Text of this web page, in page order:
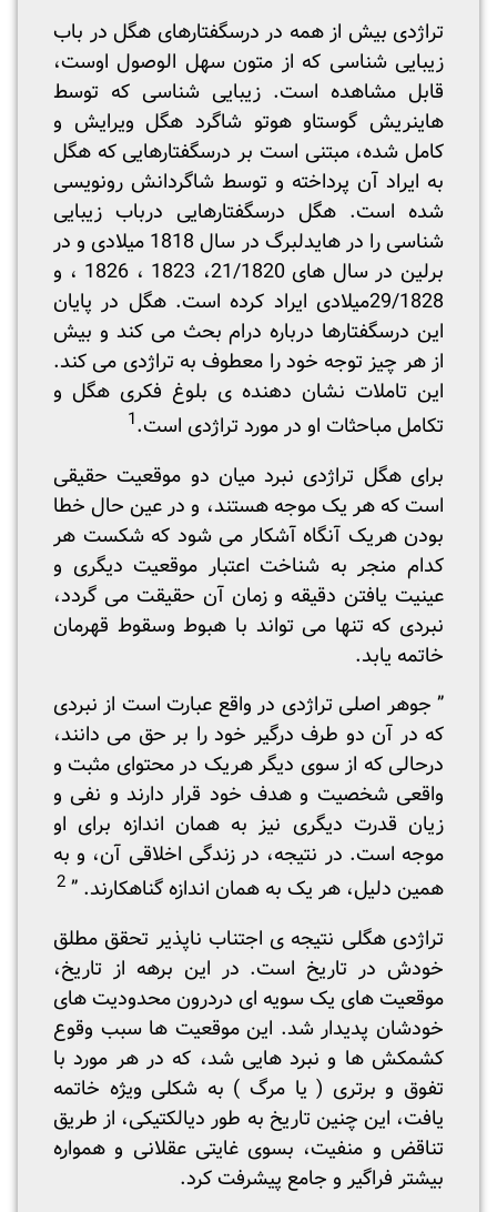
تراژدی بیش از همه در درسگفتارهای هگل در باب
زیبایی شناسی که از متون سهل الوصول اوست،
قابل مشاهده است. زیبایی شناسی که توسط
هاینریش گوستاو هوتو شاگرد هگل ویرایش و
کامل شده، مبتنی است بر درسگفتارهایی که هگل
به ایراد آن پرداخته و توسط شاگردانش رونویسی
شده است. هگل درسگفتارهایی درباب زیبایی
شناسی را در هایدلبرگ در سال 1818 میلادی و در
برلین در سال های 21/1820، 1823 ، 1826 ، و
29/1828میلادی ایراد کرده است. هگل در پایان
این درسگفتارها درباره درام بحث می کند و بیش
از هر چیز توجه خود را معطوف به تراژدی می کند.
این تاملات نشان دهنده ی بلوغ فکری هگل و
تکامل مباحثات او در مورد تراژدی است.1
برای هگل تراژدی نبرد میان دو موقعیت حقیقی
است که هر یک موجه هستند، و در عین حال خطا
بودن هریک آنگاه آشکار می شود که شکست هر
کدام منجر به شناخت اعتبار موقعیت دیگری و
عینیت یافتن دقیقه و زمان آن حقیقت می گردد،
نبردی که تنها می تواند با هبوط وسقوط قهرمان
خاتمه یابد.
” جوهر اصلی تراژدی در واقع عبارت است از نبردی
که در آن دو طرف درگیر خود را بر حق می دانند،
درحالی که از سوی دیگر هریک در محتوای مثبت و
واقعی شخصیت و هدف خود قرار دارند و نفی و
زیان قدرت دیگری نیز به همان اندازه برای او
موجه است. در نتیجه، در زندگی اخلاقی آن، و به
همین دلیل، هر یک به همان اندازه گناهکارند. ” 2
تراژدی هگلی نتیجه ی اجتناب ناپذیر تحقق مطلق
خودش در تاریخ است. در این برهه از تاریخ،
موقعیت های یک سویه ای دردرون محدودیت های
خودشان پدیدار شد. این موقعیت ها سبب وقوع
کشمکش ها و نبرد هایی شد، که در هر مورد با
تفوق و برتری ( یا مرگ ) به شکلی ویژه خاتمه
یافت، این چنین تاریخ به طور دیالکتیکی، از طریق
تناقض و منفیت، بسوی غایتی عقلانی و همواره
بیشتر فراگیر و جامع پیشرفت کرد.